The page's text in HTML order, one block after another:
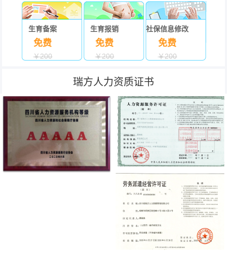
生育备案
免费
￥200
生育报销
免费
￥200
社保信息修改
免费
￥200
瑞方人力资质证书